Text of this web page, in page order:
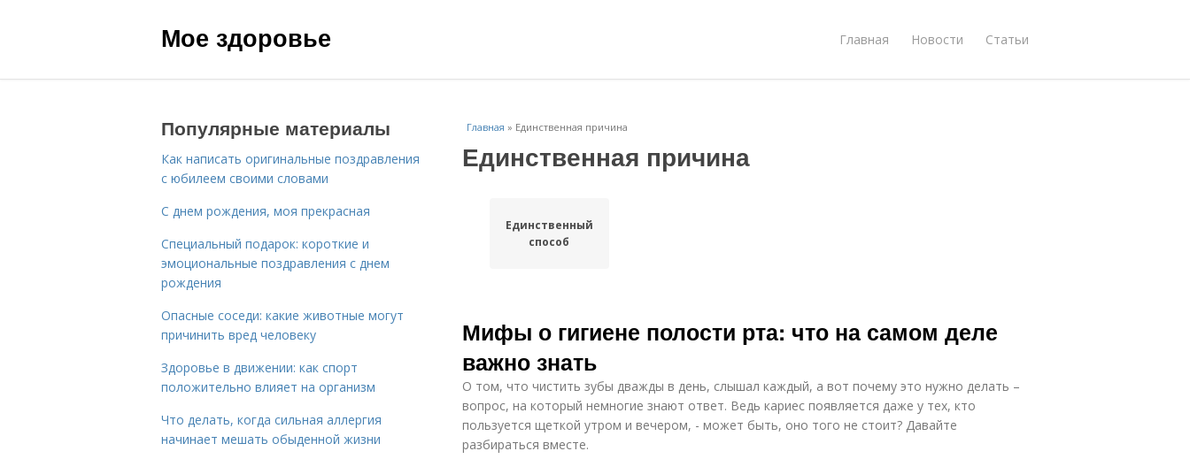
Мое здоровье Главная Новости Статьи
Главная » Единственная причина
Единственная причина
Единственный
способ
Мифы о гигиене полости рта: что на самом деле
важно знать
О том, что чистить зубы дважды в день, слышал каждый, а вот почему это нужно делать –
вопрос, на который немногие знают ответ. Ведь кариес появляется даже у тех, кто
пользуется щеткой утром и вечером, - может быть, оно того не стоит? Давайте
разбираться вместе.
Популярные материалы
Как написать оригинальные поздравления
с юбилеем своими словами
С днем рождения, моя прекрасная
Специальный подарок: короткие и
эмоциональные поздравления с днем
рождения
Опасные соседи: какие животные могут
причинить вред человеку
Здоровье в движении: как спорт
положительно влияет на организм
Что делать, когда сильная аллергия
начинает мешать обыденной жизни